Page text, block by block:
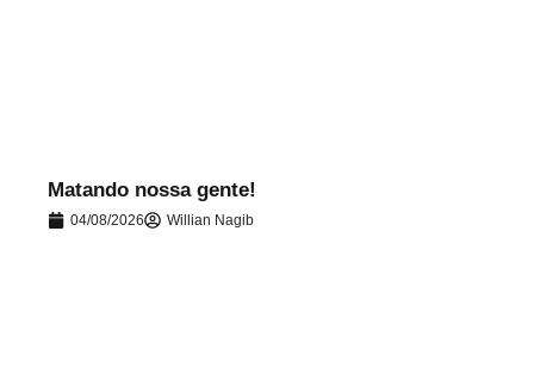
Matando nossa gente!
04/08/2026 Willian Nagib